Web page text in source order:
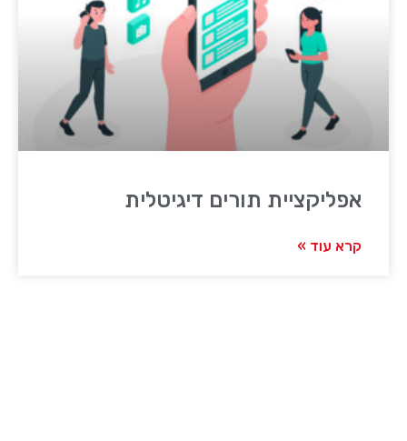
אפליקציית תורים דיגיטלית
קרא עוד »